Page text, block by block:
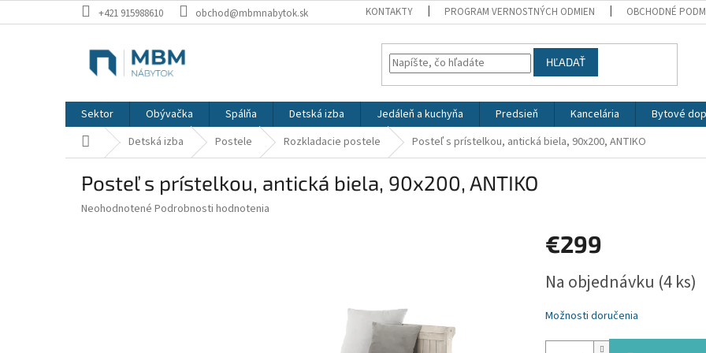
na
+421 915988610 obchod@mbmnabytok.sk KONTAKTY PROGRAM VERNOSTNÝCH ODMIEN OBCHODNÉ
HĽADAŤ
Sektor Obývačka Spálňa Detská izba Jedáleň a kuchyňa Predsieň Kancelária Bytové
DomovDetská izba Postele Rozkladacie postele Posteľ s prístelkou, antická biela, 90x200, ANTIKO
Posteľ s prístelkou, antická biela, 90x200, ANTIKO
Priemerné
Neohodnotené Podrobnosti hodnotenia
€299
cena:
Na objednávku (4 ks)
Možnosti doručenia